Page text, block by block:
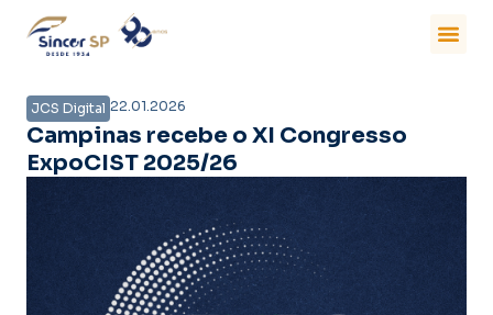
JCS Digital 22.01.2026
Campinas recebe o XI Congresso
ExpoCIST 2025/26